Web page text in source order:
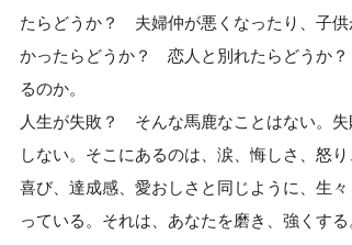
たらどうか？ 夫婦仲が悪くなったり、子
かったらどうか？ 恋人と別れたらどうか？
るのか。
人生が失敗？ そんな馬鹿なことはない。失
しない。そこにあるのは、涙、悔しさ、怒
喜び、達成感、愛おしさと同じように、生
っている。それは、あなたを磨き、強くす